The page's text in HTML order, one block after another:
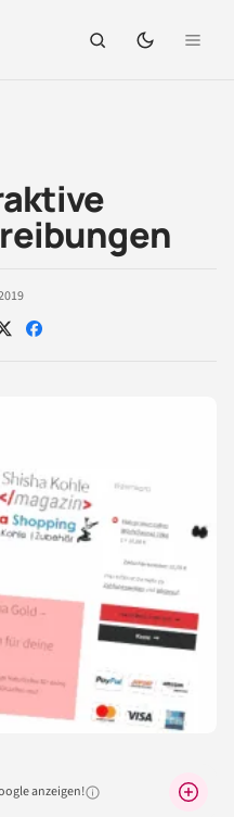
Auf Auf
anzeigen!Warum lohnt sich das?